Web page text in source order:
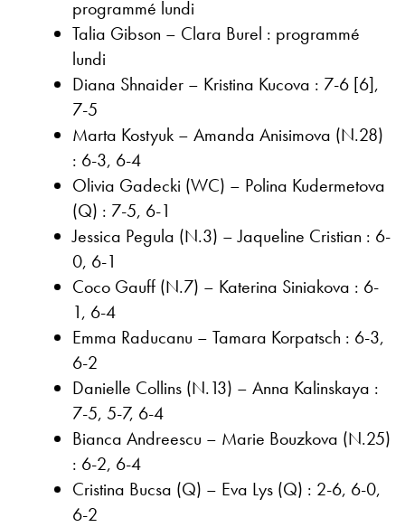
programmé lundi
Talia Gibson – Clara Burel : programmé
lundi
Diana Shnaider – Kristina Kucova : 7-6 [6],
7-5
Marta Kostyuk – Amanda Anisimova (N.28)
: 6-3, 6-4
Olivia Gadecki (WC) – Polina Kudermetova
(Q) : 7-5, 6-1
Jessica Pegula (N.3) – Jaqueline Cristian : 6-
0, 6-1
Coco Gauff (N.7) – Katerina Siniakova : 6-
1, 6-4
Emma Raducanu – Tamara Korpatsch : 6-3,
6-2
Danielle Collins (N.13) – Anna Kalinskaya :
7-5, 5-7, 6-4
Bianca Andreescu – Marie Bouzkova (N.25)
: 6-2, 6-4
Cristina Bucsa (Q) – Eva Lys (Q) : 2-6, 6-0,
6-2